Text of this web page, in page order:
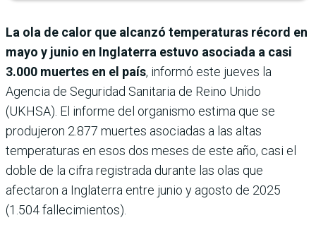
La ola de calor que alcanzó temperaturas récord en
mayo y junio en Inglaterra estuvo asociada a casi
3.000 muertes en el país, informó este jueves la
Agencia de Seguridad Sanitaria de Reino Unido
(UKHSA). El informe del organismo estima que se
produjeron 2.877 muertes asociadas a las altas
temperaturas en esos dos meses de este año, casi el
doble de la cifra registrada durante las olas que
afectaron a Inglaterra entre junio y agosto de 2025
(1.504 fallecimientos).